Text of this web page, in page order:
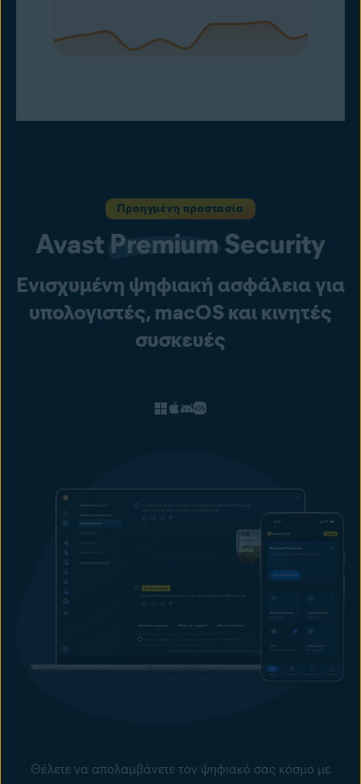
Προηγμένη προστασία
Avast Premium Security
Ενισχυμένη ψηφιακή ασφάλεια για
υπολογιστές, macOS και κινητές
συσκευές
Θέλετε να απολαμβάνετε τον ψηφιακό σας κόσμο με